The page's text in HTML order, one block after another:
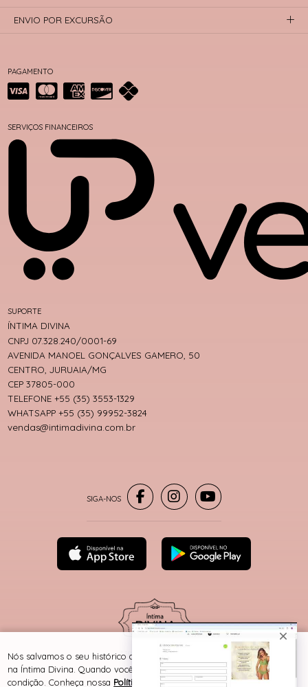
PAGAMENTO
SERVIÇOS FINANCEIROS
SUPORTE
ÍNTIMA DIVINA
CNPJ 07.328.240/0001-69
AVENIDA MANOEL GONÇALVES GAMERO, 50
CENTRO, JURUAIA/MG
CEP 37805-000
TELEFONE +55 (35) 3553-1329
WHATSAPP +55 (35) 99952-3824
vendas@intimadivina.com.br
ENVIO POR EXCURSÃO
® TODOS DIREITOS RESERVADOS
Nós salvamos o seu histórico de uso pra oferecer a melhor experiência
na Íntima Divina. Quando você navega no nosso site, aceita esta
condição. Conheça nossa Política de Cookies e Privacidade.